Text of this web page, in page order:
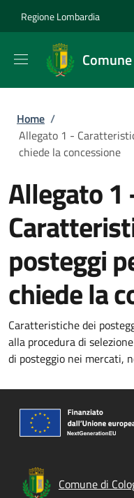
Regione Lombardia
Briciole di
Home /
Allegato 1 -
chiede la concessione
Allegato 1
posteggi
chiede la
Caratteristiche dei
alla procedura di
di posteggio nei mercati,
Comune di